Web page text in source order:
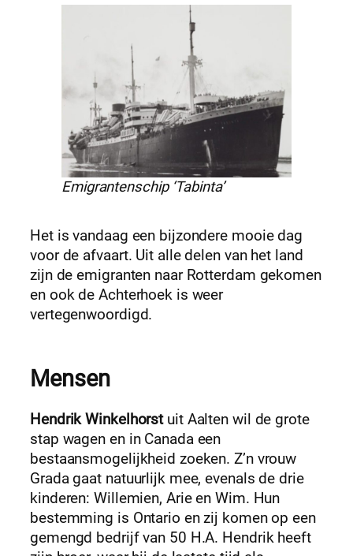
Emigrantenschip ‘Tabinta’
Het is vandaag een bijzondere mooie dag
voor de afvaart. Uit alle delen van het land
zijn de emigranten naar Rotterdam gekomen
en ook de Achterhoek is weer
vertegenwoordigd.
Mensen
Hendrik Winkelhorstuit Aalten wil de grote
stap wagen en in Canada een
bestaansmogelijkheid zoeken. Z’n vrouw
Grada gaat natuurlijk mee, evenals de drie
kinderen: Willemien, Arie en Wim. Hun
bestemming is Ontario en zij komen op een
gemengd bedrijf van 50 H.A. Hendrik heeft